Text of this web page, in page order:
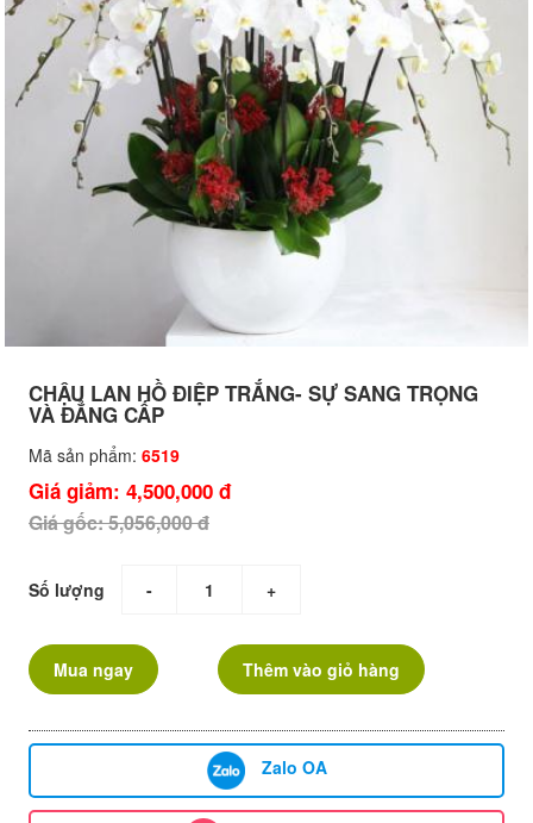
CHẬU LAN HỒ ĐIỆP TRẮNG- SỰ SANG TRỌNG
VÀ ĐẲNG CẤP
Mã sản phẩm: 6519
Giá giảm: 4,500,000 đ
Giá gốc: 5,056,000 đ
Số lượng - +
Mua ngay Thêm vào giỏ hàng
Zalo OA